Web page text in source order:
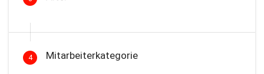
4 Mitarbeiterkategorie